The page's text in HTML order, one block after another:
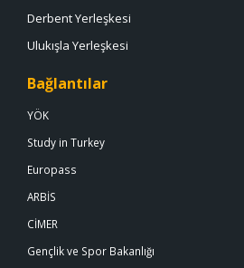
Derbent Yerleşkesi
Ulukışla Yerleşkesi
Bağlantılar
YÖK
Study in Turkey
Europass
ARBİS
CİMER
Gençlik ve Spor Bakanlığı